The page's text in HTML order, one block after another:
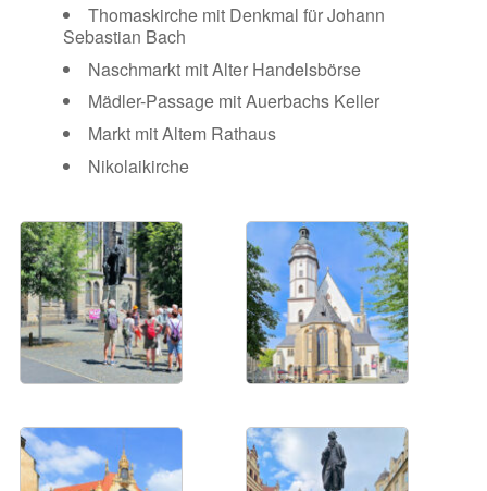
Thomaskirche mit Denkmal für Johann
Sebastian Bach
Naschmarkt mit Alter Handelsbörse
Mädler-Passage mit Auerbachs Keller
Markt mit Altem Rathaus
Nikolaikirche